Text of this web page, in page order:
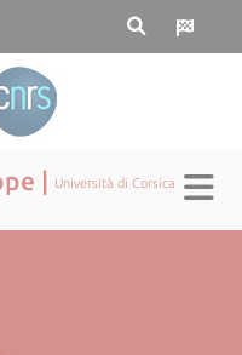
| Università di Corsica